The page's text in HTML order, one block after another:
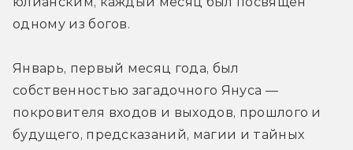
одному из богов.
Январь, первый месяц года, был
собственностью загадочного Януса —
покровителя входов и выходов, прошлого и
будущего, предсказаний, магии и тайных